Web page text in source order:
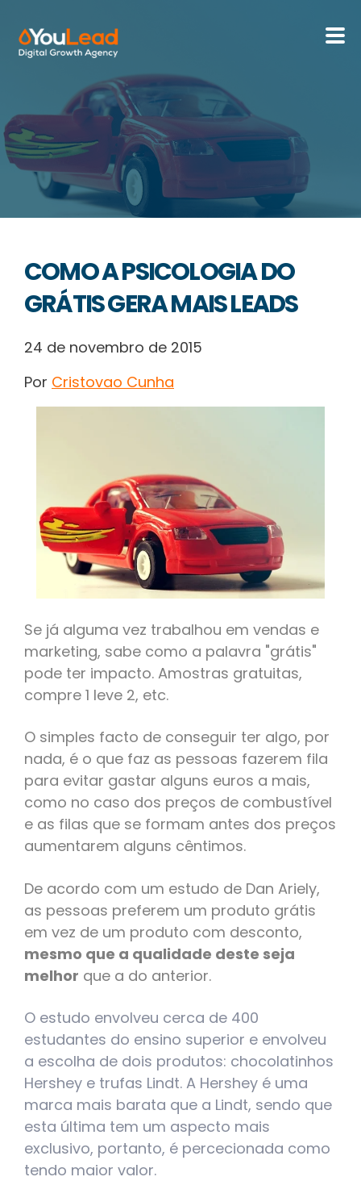
Sobre Nós
Serviços
HubSpot
Contactos
COMO A PSICOLOGIA DO
GRÁTIS GERA MAIS LEADS
24 de novembro de 2015
Por Cristovao Cunha
Se já alguma vez trabalhou em vendas e
marketing, sabe como a palavra "grátis"
pode ter impacto. Amostras gratuitas,
compre 1 leve 2, etc.
O simples facto de conseguir ter algo, por
nada, é o que faz as pessoas fazerem fila
para evitar gastar alguns euros a mais,
como no caso dos preços de combustível
e as filas que se formam antes dos preços
aumentarem alguns cêntimos.
De acordo com um estudo de Dan Ariely,
as pessoas preferem um produto grátis
em vez de um produto com desconto,
mesmo que a qualidade deste seja
melhor que a do anterior.
O estudo envolveu cerca de 400
estudantes do ensino superior e envolveu
a escolha de dois produtos: chocolatinhos
Hershey e trufas Lindt. A Hershey é uma
marca mais barata que a Lindt, sendo que
esta última tem um aspecto mais
exclusivo, portanto, é percecionada como
tendo maior valor.